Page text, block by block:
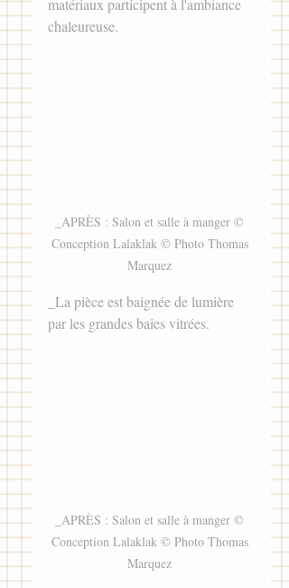
chaleureuse.
_APRÈS : Salon et salle à manger ©
Conception Lalaklak © Photo Thomas
Marquez
_La pièce est baignée de lumière
par les grandes baies vitrées.
_APRÈS : Salon et salle à manger ©
Conception Lalaklak © Photo Thomas
Marquez